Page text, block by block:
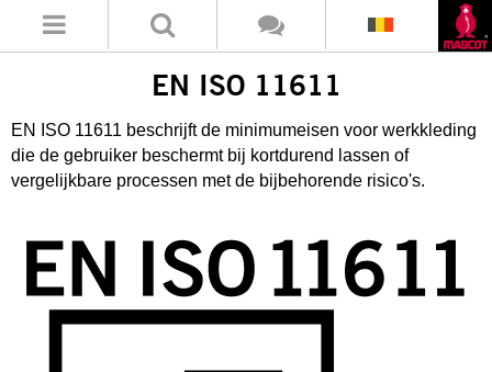
EN ISO 11611
EN ISO 11611 beschrijft de minimumeisen voor werkkleding
die de gebruiker beschermt bij kortdurend lassen of
vergelijkbare processen met de bijbehorende risico's.